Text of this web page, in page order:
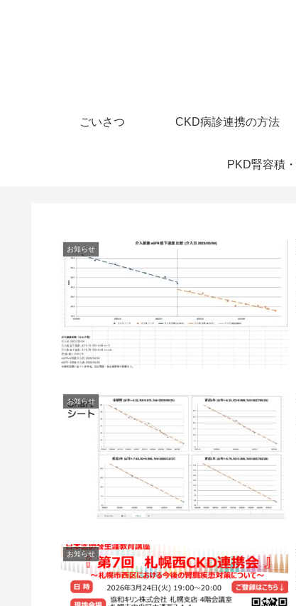
ごいさつ CKD病診連携の方法
お知らせ
お知らせ
お知らせ